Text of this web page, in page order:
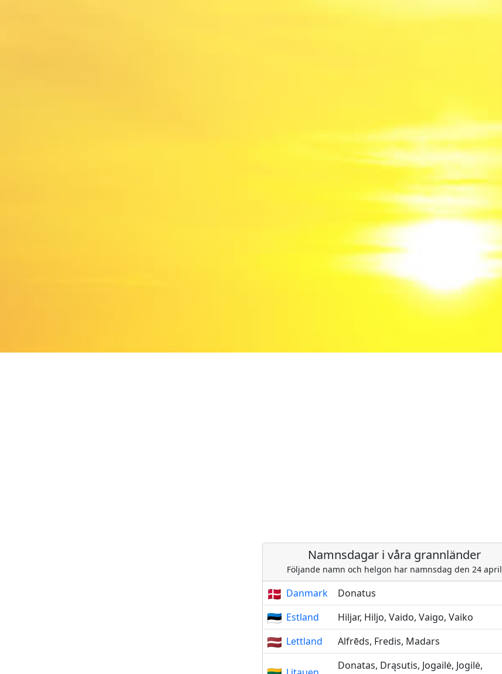
Namnsdagar i våra grannländer
Följande namn och helgon har namnsdag den 24 april
Danmark
Donatus
Estland
Hiljar, Hiljo, Vaido, Vaigo, Vaiko
Lettland
Alfrēds, Fredis, Madars
Donatas, Drąsutis, Jogailė, Jogilė,